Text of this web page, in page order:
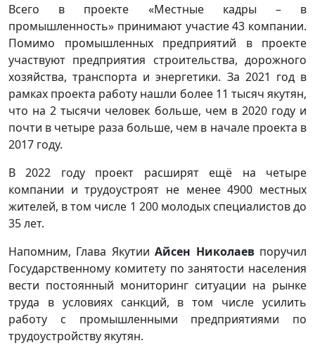
Всего в проекте «Местные кадры – в
промышленность» принимают участие 43 компании.
Помимо промышленных предприятий в проекте
участвуют предприятия строительства, дорожного
хозяйства, транспорта и энергетики. За 2021 год в
рамках проекта работу нашли более 11 тысяч якутян,
что на 2 тысячи человек больше, чем в 2020 году и
почти в четыре раза больше, чем в начале проекта в
2017 году.
В 2022 году проект расширят ещё на четыре
компании и трудоустроят не менее 4900 местных
жителей, в том числе 1 200 молодых специалистов до
35 лет.
Напомним, Глава ЯкутииАйсен Николаев поручил
Государственному комитету по занятости населения
вести постоянный мониторинг ситуации на рынке
труда в условиях санкций, в том числе усилить
работу с промышленными предприятиями по
трудоустройству якутян.